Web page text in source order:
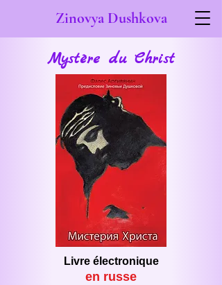
Zinovya Dushkova
Mystère du Christ
Livre électronique
en russe